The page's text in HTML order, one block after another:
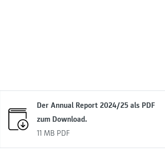
Der Annual Report 2024/25 als PDF
zum Download.
11 MB PDF